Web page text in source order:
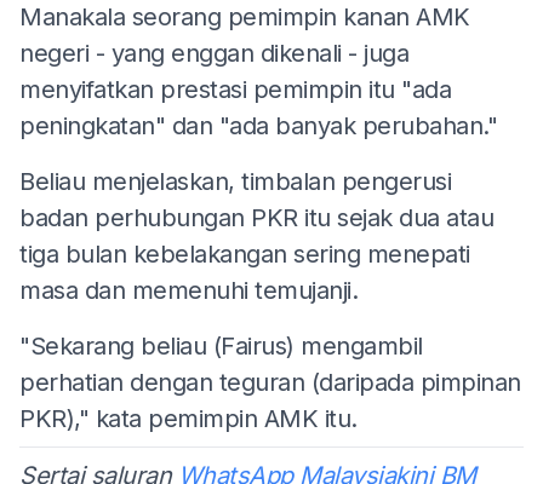
Manakala seorang pemimpin kanan AMK
negeri - yang enggan dikenali - juga
menyifatkan prestasi pemimpin itu "ada
peningkatan" dan "ada banyak perubahan."
Beliau menjelaskan, timbalan pengerusi
badan perhubungan PKR itu sejak dua atau
tiga bulan kebelakangan sering menepati
masa dan memenuhi temujanji.
"Sekarang beliau (Fairus) mengambil
perhatian dengan teguran (daripada pimpinan
PKR)," kata pemimpin AMK itu.
Sertai saluran WhatsApp Malaysiakini BM